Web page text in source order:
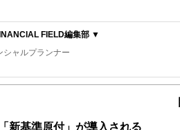
FIELD編集部 ▼
シャルプランナー
編集部は、金融、経済に関する記事を、日
掲載まですべての工程に関わることで、読者目
新基準原付」が導入される